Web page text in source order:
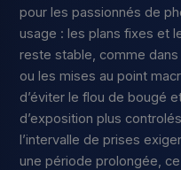
pour les passionnés de
usage : les plans fixes et
reste stable, comme
ou les mises au point
d’éviter le flou de bougé
d’exposition plus
l’intervalle de prises
une période prolongée,